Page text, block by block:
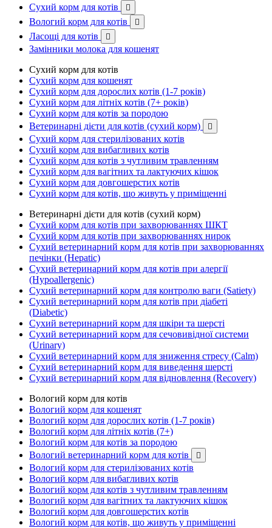
Сухий корм для котів

Вологий корм для котів 
Ласощі для котів 
Замінники молока для кошенят
Сухий корм для котів
Сухий корм для кошенят
Сухий корм для дорослих котів (1-7 років)
Сухий корм для літніх котів (7+ років)
Сухий корм для котів за породою
Ветеринарні дієти для котів (сухий корм)

Сухий корм для стерилізованих котів
Сухий корм для вибагливих котів
Сухий корм для котів з чутливим травленням
Сухий корм для вагітних та лактуючих кішок
Сухий корм для довгошерстих котів
Сухий корм для котів, що живуть у приміщенні
Ветеринарні дієти для котів (сухий корм)
Сухий корм для котів при захворюваннях ШКТ
Сухий корм для котів при захворюваннях нирок
Сухий ветеринарний корм для котів при захворюваннях
печінки (Hepatic)
Сухий ветеринарний корм для котів при алергії
(Hypoallergenic)
Сухий ветеринарний корм для контролю ваги (Satiety)
Сухий ветеринарний корм для котів при діабеті
(Diabetic)
Сухий ветеринарний корм для шкіри та шерсті
Сухий ветеринарний корм для сечовивідної системи
(Urinary)
Сухий ветеринарний корм для зниження стресу (Calm)
Сухий ветеринарний корм для виведення шерсті
Сухий ветеринарний корм для відновлення (Recovery)
Вологий корм для котів
Вологий корм для кошенят
Вологий корм для дорослих котів (1-7 років)
Вологий корм для літніх котів (7+)
Вологий корм для котів за породою
Вологий ветеринарний корм для котів

Вологий корм для стерилізованих котів
Вологий корм для вибагливих котів
Вологий корм для котів з чутливим травленням
Вологий корм для вагітних та лактуючих кішок
Вологий корм для довгошерстих котів
Вологий корм для котів, що живуть у приміщенні